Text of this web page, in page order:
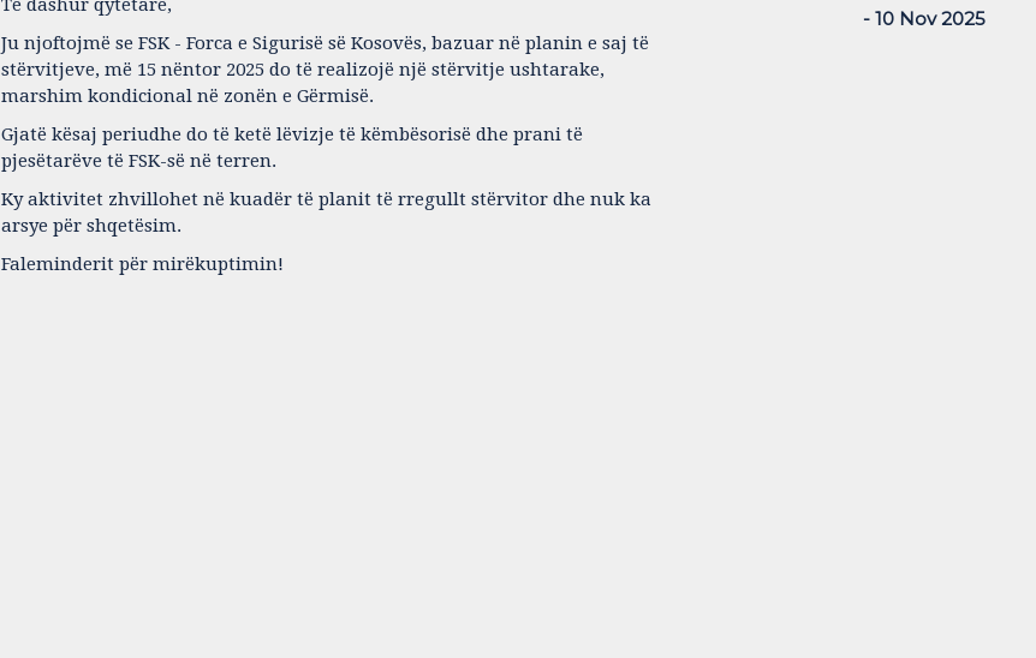
- 10 Nov 2025
Të dashur qytetarë,
Ju njoftojmë se FSK - Forca e Sigurisë së Kosovës, bazuar në planin e saj të
stërvitjeve, më 15 nëntor 2025 do të realizojë një stërvitje ushtarake,
marshim kondicional në zonën e Gërmisë.
Gjatë kësaj periudhe do të ketë lëvizje të këmbësorisë dhe prani të
pjesëtarëve të FSK-së në terren.
Ky aktivitet zhvillohet në kuadër të planit të rregullt stërvitor dhe nuk ka
arsye për shqetësim.
Faleminderit për mirëkuptimin!